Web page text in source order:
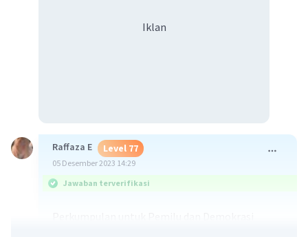
Iklan
Raffaza E Level 77
05 Desember 2023 14:29
Jawaban terverifikasi